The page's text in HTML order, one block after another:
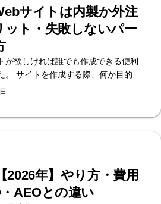
サイトは内製か外注
ット・失敗しないパー
が欲しければ誰でも作成できる便利
。 サイトを作成する際、何か目的を
と思います。「ただサイトが欲し
の目的を達成するためのサイトを作
ためには、ブランドのイメージに合
ドの早いソースコードを構築、検索
ツを作成など、様々な知識とスキル
2026年】やり方・費用
AEOとの違い